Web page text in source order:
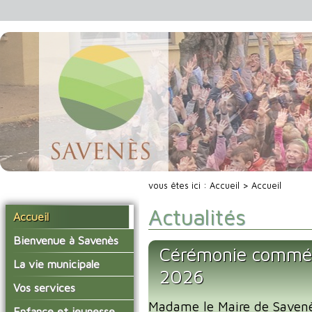
Accueil
Bienvenue à Savenès
Situer Savenès
Savenès en chiffre
L'histoire du village
La vie municipale
Vos élus
Les compte-rendus du
Vos services
La mairie
vous êtes ici : Accueil > Accueil
Actualités
Cérémonie
2026
Madame le Maire de